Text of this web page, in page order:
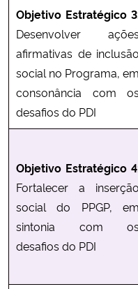
Objetivo Estratégico 3
Desenvolver
afirmativas de inclusão
social no Programa, em
consonância com
desafios do PDI
Objetivo Estratégico 4
Fortalecer a inserção
social do PPGP, em
sintonia com
desafios do PDI